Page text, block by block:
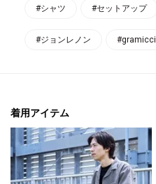
#シャツ
#セットアップ
#ジョンレノン #gramicci
着用アイテム